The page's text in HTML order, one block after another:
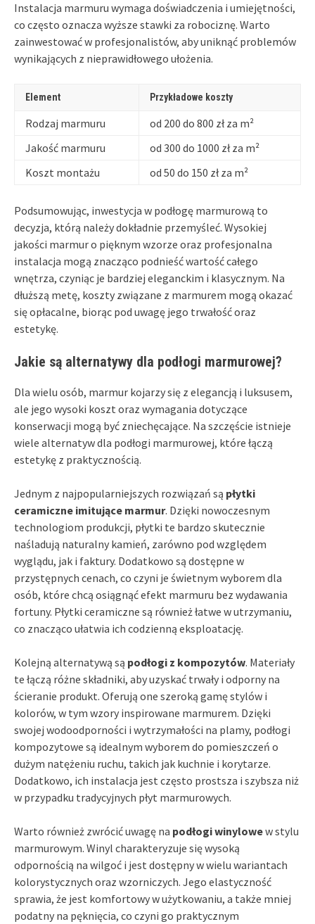
Instalacja marmuru wymaga doświadczenia i umiejętności,
co często oznacza wyższe stawki za robociznę. Warto
zainwestować w profesjonalistów, aby uniknąć problemów
wynikających z nieprawidłowego ułożenia.
Element Przykładowe koszty
Rodzaj marmuru
od 200 do 800 zł za m²
Jakość marmuru
od 300 do 1000 zł za m²
Koszt montażu
od 50 do 150 zł za m²
Podsumowując, inwestycja w podłogę marmurową to
decyzja, którą należy dokładnie przemyśleć. Wysokiej
jakości marmur o pięknym wzorze oraz profesjonalna
instalacja mogą znacząco podnieść wartość całego
wnętrza, czyniąc je bardziej eleganckim i klasycznym. Na
dłuższą metę, koszty związane z marmurem mogą okazać
się opłacalne, biorąc pod uwagę jego trwałość oraz
estetykę.
Jakie są alternatywy dla podłogi marmurowej?
Dla wielu osób, marmur kojarzy się z elegancją i luksusem,
ale jego wysoki koszt oraz wymagania dotyczące
konserwacji mogą być zniechęcające. Na szczęście istnieje
wiele alternatyw dla podłogi marmurowej, które łączą
estetykę z praktycznością.
Jednym z najpopularniejszych rozwiązań są płytki
ceramiczne imitujące marmur. Dzięki nowoczesnym
technologiom produkcji, płytki te bardzo skutecznie
naśladują naturalny kamień, zarówno pod względem
wyglądu, jak i faktury. Dodatkowo są dostępne w
przystępnych cenach, co czyni je świetnym wyborem dla
osób, które chcą osiągnąć efekt marmuru bez wydawania
fortuny. Płytki ceramiczne są również łatwe w utrzymaniu,
co znacząco ułatwia ich codzienną eksploatację.
Kolejną alternatywą są podłogi z kompozytów. Materiały
te łączą różne składniki, aby uzyskać trwały i odporny na
ścieranie produkt. Oferują one szeroką gamę stylów i
kolorów, w tym wzory inspirowane marmurem. Dzięki
swojej wodoodporności i wytrzymałości na plamy, podłogi
kompozytowe są idealnym wyborem do pomieszczeń o
dużym natężeniu ruchu, takich jak kuchnie i korytarze.
Dodatkowo, ich instalacja jest często prostsza i szybsza niż
w przypadku tradycyjnych płyt marmurowych.
Warto również zwrócić uwagę na podłogi winylowew stylu
marmurowym. Winyl charakteryzuje się wysoką
odpornością na wilgoć i jest dostępny w wielu wariantach
kolorystycznych oraz wzorniczych. Jego elastyczność
sprawia, że jest komfortowy w użytkowaniu, a także mniej
podatny na pęknięcia, co czyni go praktycznym